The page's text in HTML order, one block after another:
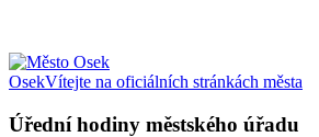
OsekVítejte na oficiálních stránkách města
Úřední hodiny městského úřadu